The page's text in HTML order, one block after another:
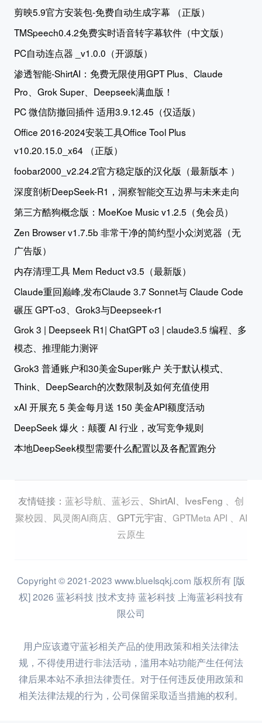
剪映5.9官方安装包-免费自动生成字幕 （正版）
TMSpeech0.4.2免费实时语音转字幕软件（中文版）
PC自动连点器 _v1.0.0（开源版）
渗透智能-ShirtAI：免费无限使用GPT Plus、Claude
Pro、Grok Super、Deepseek满血版！
PC 微信防撤回插件 适用3.9.12.45（仅适版）
Office 2016-2024安装工具Office Tool Plus
v10.20.15.0_x64 （正版）
foobar2000_v2.24.2官方稳定版的汉化版（最新版本 ）
深度剖析DeepSeek-R1，洞察智能交互边界与未来走向
第三方酷狗概念版：MoeKoe Music v1.2.5（免会员）
Zen Browser v1.7.5b 非常干净的简约型小众浏览器（无
广告版）
内存清理工具 Mem Reduct v3.5（最新版）
Claude重回巅峰,发布Claude 3.7 Sonnet与 Claude Code
碾压 GPT-o3、Grok3与Deepseek-r1
Grok 3 | Deepseek R1| ChatGPT o3 | claude3.5 编程、多
模态、推理能力测评
Grok3 普通账户和30美金Super账户 关于默认模式、
Think、DeepSearch的次数限制及如何充值使用
xAI 开展充 5 美金每月送 150 美金API额度活动
DeepSeek 爆火：颠覆 AI 行业，改写竞争规则
本地DeepSeek模型需要什么配置以及各配置跑分
友情链接： 蓝衫导航 蓝衫云 ShirtAI IvesFeng
创
聚校园
凤灵阁AI商店、 GPT元宇宙 GPTMeta API
AI
云原生
Copyright © 2021-2023 www.bluelsqkj.com 版权所有 [版
权] 2026 蓝衫科技 |技术支持 蓝衫科技 上海蓝衫科技有
限公司
用户应该遵守蓝衫相关产品的使用政策和相关法律法
规，不得使用进行非法活动，滥用本站功能产生任何法
律后果本站不承担法律责任。对于任何违反使用政策和
相关法律法规的行为，公司保留采取适当措施的权利。